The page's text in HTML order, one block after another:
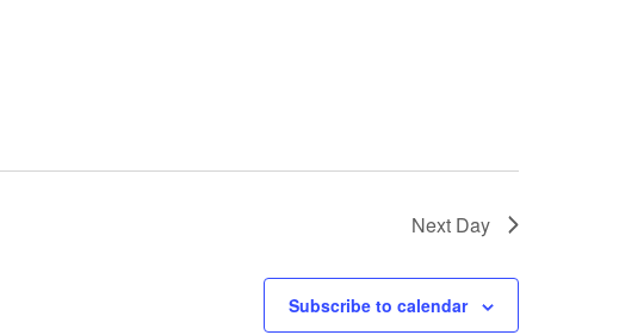
Next Day
Subscribe to calendar